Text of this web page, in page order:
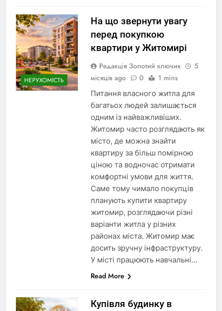
НЕРУХОМІСТЬ
На що звернути увагу
перед покупкою
квартири у Житомирі
Редакція Золотий ключик
5
місяців ago
0 1 mins
Питання власного житла для
багатьох людей залишається
одним із найважливіших.
Житомир часто розглядають як
місто, де можна знайти
квартиру за більш помірною
ціною та водночас отримати
комфортні умови для життя.
Саме тому чимало покупців
планують купити квартиру
житомир, розглядаючи різні
варіанти житла у різних
районах міста. Житомир має
досить зручну інфраструктуру.
У місті працюють навчальні…
Read More
Купівля будинку в